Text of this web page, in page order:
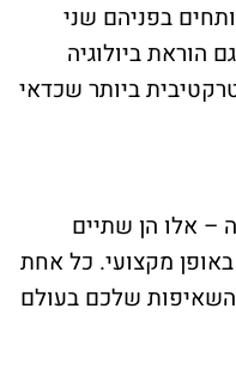
בפניהם שני
הוראת ביולוגיה
ביותר שכדאי
– אלו הן שתיים
מקצועי. כל אחת
שלכם בעולם